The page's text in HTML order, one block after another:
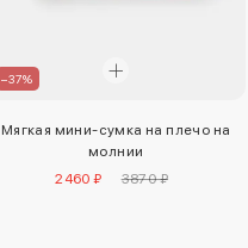
–37%
Мягкая мини-сумка на плечо на
молнии
2460 ₽
3870 ₽